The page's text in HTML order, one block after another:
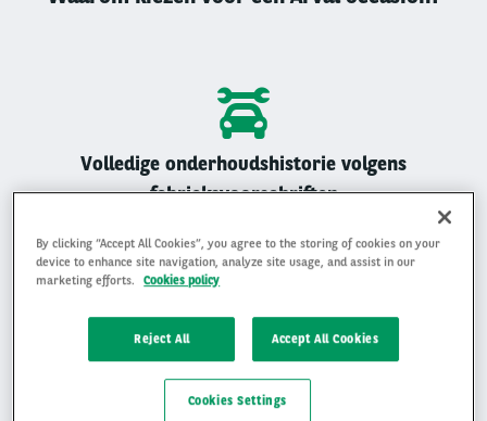
Volledige onderhoudshistorie volgens
fabrieksvoorschriften
Gemiddelde beoordeling van 4,9 op 5
By clicking “Accept All Cookies”, you agree to the storing of cookies on your
device to enhance site navigation, analyze site usage, and assist in our
marketing efforts.
Cookies policy
Reject All Accept All Cookies
Cookies Settings